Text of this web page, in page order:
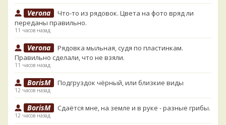
Verona
Что-то из рядовок. Цвета на фото вряд ли
переданы правильно.
11 часов назад
Verona
Рядовка мыльная, судя по пластинкам.
Правильно сделали, что не взяли.
11 часов назад
BorisM Подгруздок чёрный, или близкие виды
12 часов назад
BorisM Сдаётся мне, на земле и в руке - разные грибы.
12 часов назад